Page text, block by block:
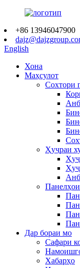
+86 13946047900
English
Хона
Маҳсулот
Сохтори
Ҳуҷраи
Дар бораи мо
Сафари
Хабарҳо